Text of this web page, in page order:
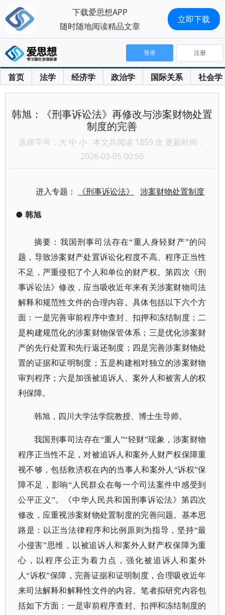
首页 法学 经济学 政治学 国际关系 社会学
登录 注册
韩旭：《刑事诉讼法》再修改与涉案财物处置
制度的完善
选择字号： 大 中 小 本文共阅读 1859 次 更新时间：
2026-03-05 00:50
进入专题： 《刑事诉讼法》 涉案财物处置制度
● 韩旭
摘要：我国刑事司法存在“重人身轻财产”的问
题，导致涉案财产处置诉讼化程度不高、程序正当性
不足，严重侵犯了个人和单位的财产权。第四次《刑
事诉讼法》修改，应当吸收近年来有关涉案财物司法
解释和规范性文件的合理内容。具体包括以下六个方
面：一是完善审前程序中查封、扣押和冻结制度；二
是构建规范化的涉案财物保管体系；三是优化涉案财
产的先行处置和先行返还制度；四是完善涉案财物处
置的证据和证明制度；五是构建相对独立的涉案财物
审判程序；六是加强被追诉人、案外人和被害人的权
利保障。
韩旭，四川大学法学院教授、博士生导师。
我国刑事司法存在“重人”“轻财”现象，涉案财物
程序正当性不足，对被追诉人和案外人财产权保障重
视不够，包括救济权在内的当事人和案外人“诉权”保
障不足，影响“人民群众在每一个司法案件中感受到
公平正义”。《中华人民共和国刑事诉讼法》第四次
修改，应重视涉案财物处置制度的完善问题。基本思
路是：以正当法律程序和比例原则为指导，坚持“最
小侵害”思维，以被追诉人和案外人财产权保障为重
心，以程序公正为着力点，强化被追诉人和案外
人“诉权”保障，完善证据和证明制度，合理吸收近年
来司法解释和解释性文件的内容。笔者拟研究内容包
括如下方面：一是审前程序查封、扣押和冻结制度的
下载爱思想APP
随时随地阅读精品文章
立即下载